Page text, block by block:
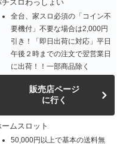
チスロわっしょい
全台、家スロ必須の「コイン不
要機付」不要な場合は2,000円
引き！「即日出荷に対応」平日
午後２時までの注文で翌営業日
に出荷！！一部商品除く
販売店ページ
に行く
ームスロット
50,000円以上で基本の送料無